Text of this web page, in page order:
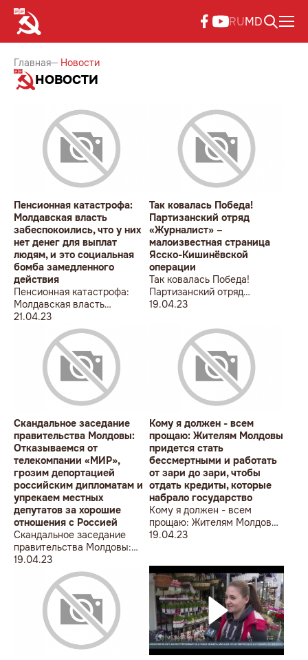
RUMD
Главная Новости
НОВОСТИ
Пенсионная катастрофа:
Молдавская власть
забеспокоились, что у них
нет денег для выплат
людям, и это социальная
бомба замедленного
действия
Пенсионная катастрофа:
Молдавская власть
забеспокоились, что у них
нет денег для выплат
людям, и это социальная
бомба замедленного
21.04.23
Так ковалась Победа!
Партизанский отряд
«Журналист» –
малоизвестная страница
Ясско-Кишинёвской
операции
Так ковалась Победа!
Партизанский отряд
«Журналист» –
Ясско-Кишинёвской
операции
19.04.23
Скандальное заседание
правительства Молдовы:
Отказываемся от
телекомпании «МИР»,
грозим депортацией
российским дипломатам и
упрекаем местных
депутатов за хорошие
отношения с Россией
Скандальное заседание
правительства Молдовы:
Отказываемся от
телекомпании «МИР»,
грозим депортацией
российским дипломатам и
упрекаем местных
депутатов за хорошие
отношения с Россией
19.04.23
Кому я должен - всем
прощаю: Жителям Молдовы
придется стать
бессмертными и работать
от зари до зари, чтобы
отдать кредиты, которые
набрало государство
Кому я должен - всем
прощаю: Жителям Молдовы
придется стать
отдать кредиты, которые
набрало государство
19.04.23